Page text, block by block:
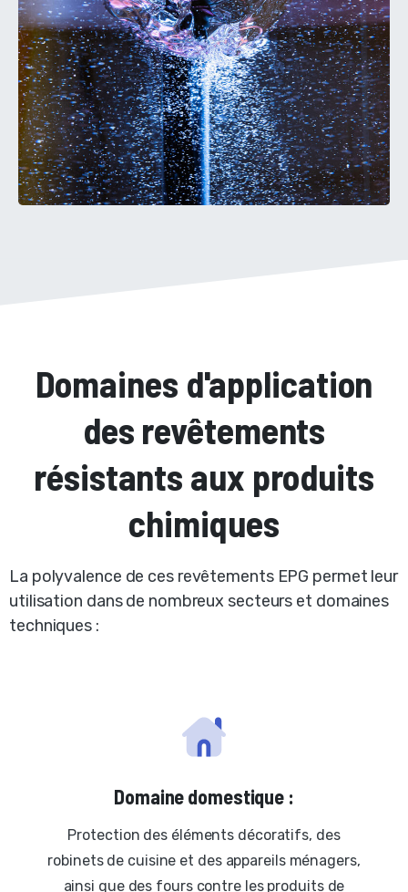
Domaines d'application
des revêtements
résistants aux produits
chimiques
La polyvalence de ces revêtements EPG permet leur
utilisation dans de nombreux secteurs et domaines
techniques :
Domaine domestique :
Protection des éléments décoratifs, des
robinets de cuisine et des appareils ménagers,
ainsi que des fours contre les produits de